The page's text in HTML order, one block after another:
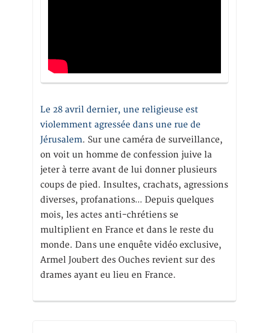
Le 28 avril dernier, une religieuse est
violemment agressée dans une rue de
Jérusalem. Sur une caméra de surveillance,
on voit un homme de confession juive la
jeter à terre avant de lui donner plusieurs
coups de pied. Insultes, crachats, agressions
diverses, profanations… Depuis quelques
mois, les actes anti-chrétiens se
multiplient en France et dans le reste du
monde. Dans une enquête vidéo exclusive,
Armel Joubert des Ouches revient sur des
drames ayant eu lieu en France.